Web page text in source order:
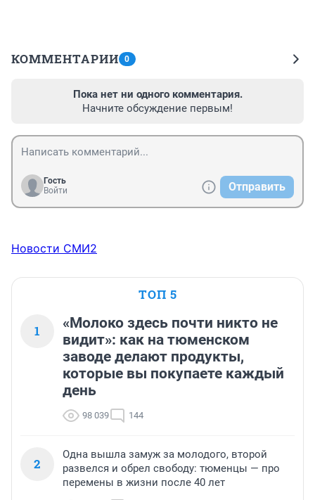
КОММЕНТАРИИ 0
Пока нет ни одного комментария.
Начните обсуждение первым!
Гость
Войти
Отправить
Новости СМИ2
ТОП 5
1
«Молоко здесь почти никто не
видит»: как на тюменском
заводе делают продукты,
которые вы покупаете каждый
день
98 039 144
2
Одна вышла замуж за молодого, второй
развелся и обрел свободу: тюменцы — про
перемены в жизни после 40 лет